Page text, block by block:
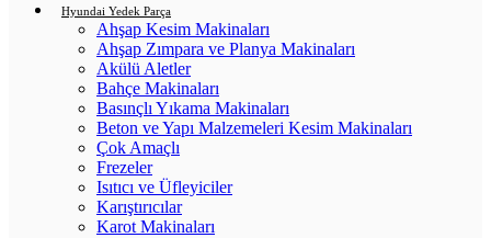
Hyundai Yedek Parça
Ahşap Kesim Makinaları
Ahşap Zımpara ve Planya Makinaları
Akülü Aletler
Bahçe Makinaları
Basınçlı Yıkama Makinaları
Beton ve Yapı Malzemeleri Kesim Makinaları
Çok Amaçlı
Frezeler
Isıtıcı ve Üfleyiciler
Karıştırıcılar
Karot Makinaları